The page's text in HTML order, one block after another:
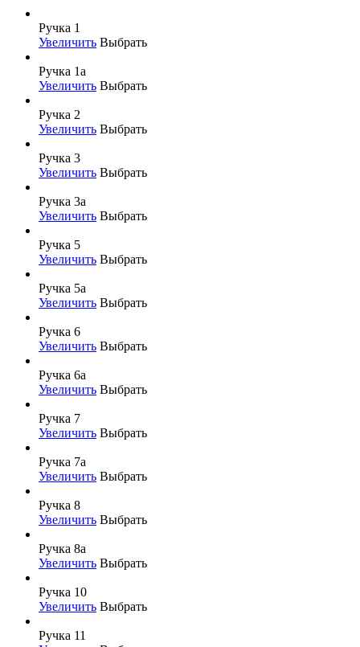
Ручка 1
Увеличить Выбрать
Ручка 1а
Увеличить Выбрать
Ручка 2
Увеличить Выбрать
Ручка 3
Увеличить Выбрать
Ручка 3а
Увеличить Выбрать
Ручка 5
Увеличить Выбрать
Ручка 5а
Увеличить Выбрать
Ручка 6
Увеличить Выбрать
Ручка 6а
Увеличить Выбрать
Ручка 7
Увеличить Выбрать
Ручка 7а
Увеличить Выбрать
Ручка 8
Увеличить Выбрать
Ручка 8а
Увеличить Выбрать
Ручка 10
Увеличить Выбрать
Ручка 11